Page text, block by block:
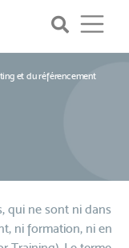
et du référencement
qui ne sont ni dans
ni formation, ni en